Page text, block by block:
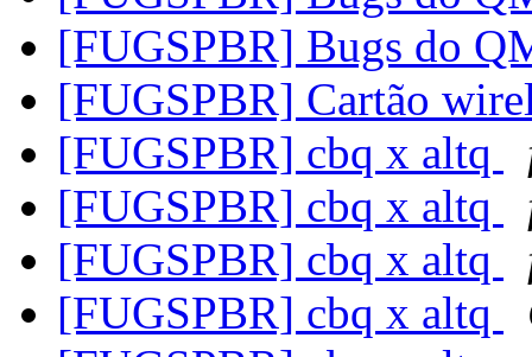
[FUGSPBR] Bugs do
[FUGSPBR] Cartão
[FUGSPBR] cbq x altq
[FUGSPBR] cbq x altq
[FUGSPBR] cbq x altq
[FUGSPBR] cbq x altq